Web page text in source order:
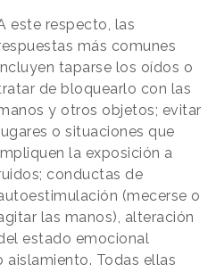
este respecto, las
más comunes
taparse los oídos o
de bloquearlo con las
y otros objetos; evitar
o situaciones que
la exposición a
conductas de
(mecerse o
las manos), alteración
estado emocional
aislamiento. Todas ellas